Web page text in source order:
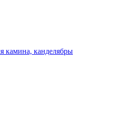
камина, канделябры